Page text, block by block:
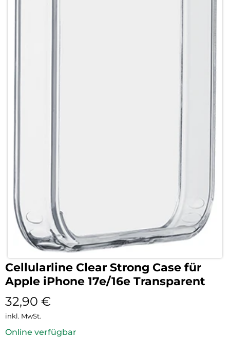
Cellularline Clear Strong Case für
Apple iPhone 17e/16e Transparent
32,90 €
inkl. MwSt.
Online verfügbar